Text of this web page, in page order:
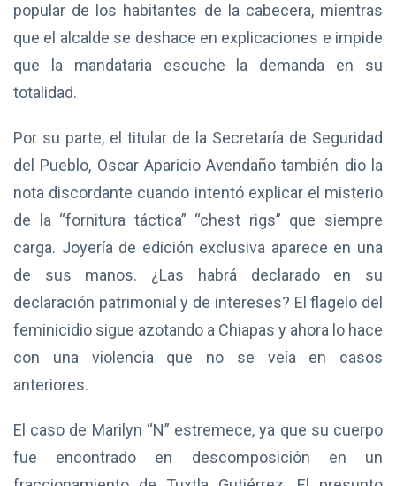
popular de los habitantes de la cabecera, mientras
que el alcalde se deshace en explicaciones e impide
que la mandataria escuche la demanda en su
totalidad.
Por su parte, el titular de la Secretaría de Seguridad
del Pueblo, Oscar Aparicio Avendaño también dio la
nota discordante cuando intentó explicar el misterio
de la “fornitura táctica” “chest rigs” que siempre
carga. Joyería de edición exclusiva aparece en una
de sus manos. ¿Las habrá declarado en su
declaración patrimonial y de intereses? El flagelo del
feminicidio sigue azotando a Chiapas y ahora lo hace
con una violencia que no se veía en casos
anteriores.
El caso de Marilyn “N” estremece, ya que su cuerpo
fue encontrado en descomposición en un